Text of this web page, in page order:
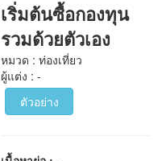
เริ่มต้นซื้อกองทุน
รวมด้วยตัวเอง
หมวด : ท่องเที่ยว
ผู้แต่ง : -
ตัวอย่าง